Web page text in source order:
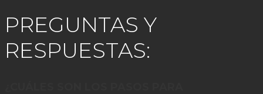
PREGUNTAS Y
RESPUESTAS: